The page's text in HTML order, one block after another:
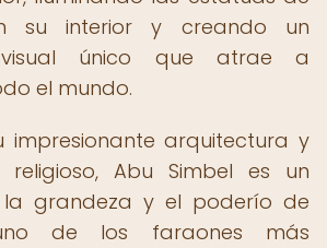
su interior y creando un
visual único que atrae a
el mundo.
impresionante arquitectura y
religioso, Abu Simbel es un
la grandeza y el poderío de
de los faraones más